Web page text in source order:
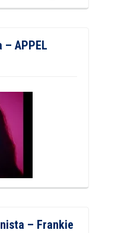
– APPEL
– Frankie